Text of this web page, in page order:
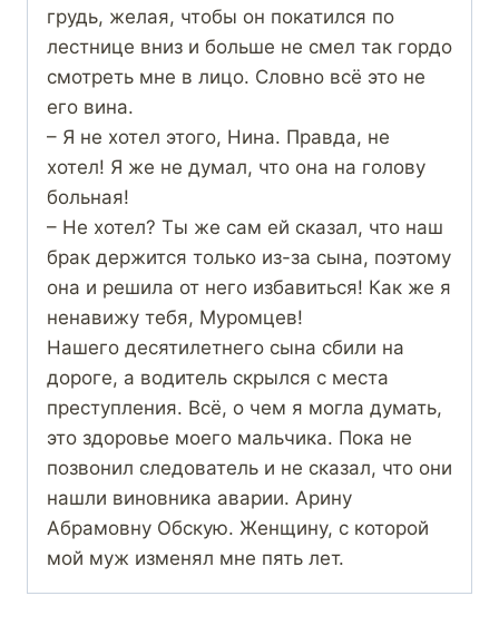
грудь, желая, чтобы он покатился по
лестнице вниз и больше не смел так гордо
смотреть мне в лицо. Словно всё это не
его вина.
– Я не хотел этого, Нина. Правда, не
хотел! Я же не думал, что она на голову
больная!
– Не хотел? Ты же сам ей сказал, что наш
брак держится только из-за сына, поэтому
она и решила от него избавиться! Как же я
ненавижу тебя, Муромцев!
Нашего десятилетнего сына сбили на
дороге, а водитель скрылся с места
преступления. Всё, о чем я могла думать,
это здоровье моего мальчика. Пока не
позвонил следователь и не сказал, что они
нашли виновника аварии. Арину
Абрамовну Обскую. Женщину, с которой
мой муж изменял мне пять лет.